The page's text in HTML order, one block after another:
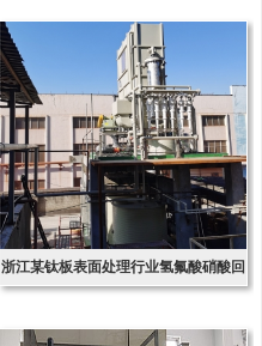
浙江某钛板表面处理行业氢氟酸硝酸回